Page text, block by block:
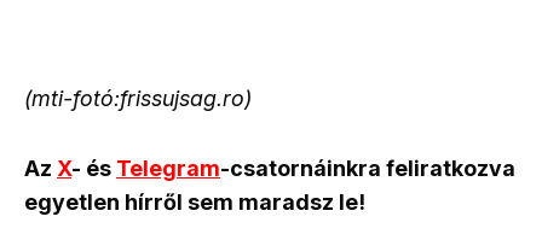
(mti-fotó:frissujsag.ro)
Az X- és Telegram-csatornáinkra feliratkozva
egyetlen hírről sem maradsz le!